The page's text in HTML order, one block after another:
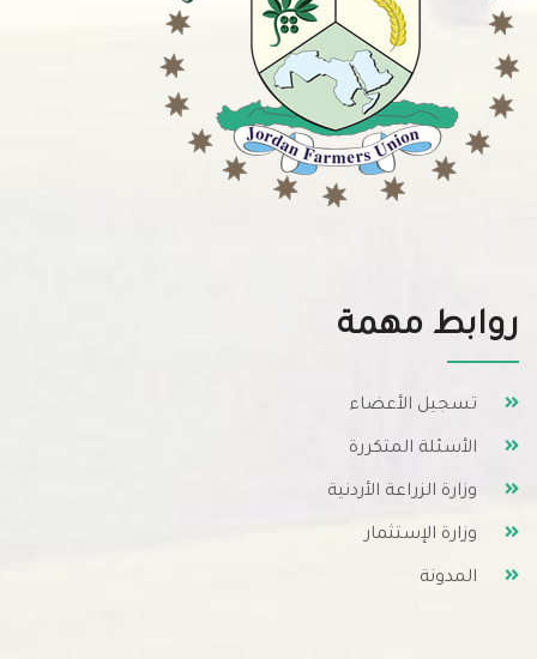
روابط مهمة
تسجيل الأعضاء
الأسئلة المتكررة
وزارة الزراعة الأردنية
وزارة الإستثمار
المدونة